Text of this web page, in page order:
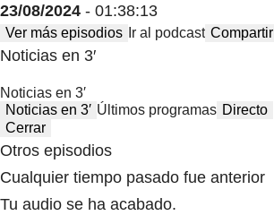
23/08/2024 - 01:38:13
Ver más episodios Ir al podcast Compartir
Noticias en 3′
Noticias en 3′
Noticias en 3′ Últimos programas Directo
Cerrar
Otros episodios
Cualquier tiempo pasado fue anterior
Tu audio se ha acabado.